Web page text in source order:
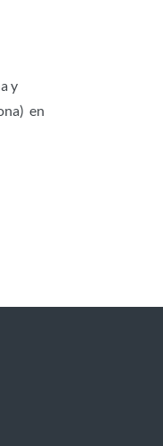
y
en